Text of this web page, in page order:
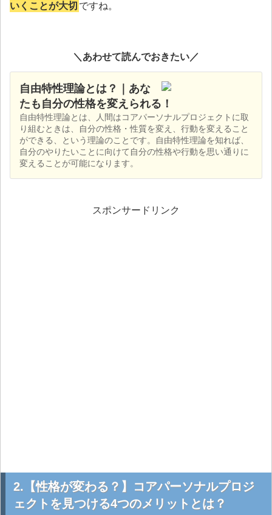
いくことが大切 ですね。
＼あわせて読んでおきたい／
自由特性理論とは？｜あな
たも自分の性格を変えられる！
自由特性理論とは、人間はコアパーソナルプロジェクトに取
り組むときは、自分の性格・性質を変え、行動を変えること
ができる、という理論のことです。自由特性理論を知れば、
自分のやりたいことに向けて自分の性格や行動を思い通りに
変えることが可能になります。
スポンサードリンク
2.【性格が変わる？】コアパーソナルプロジ
ェクトを見つける4つのメリットとは？